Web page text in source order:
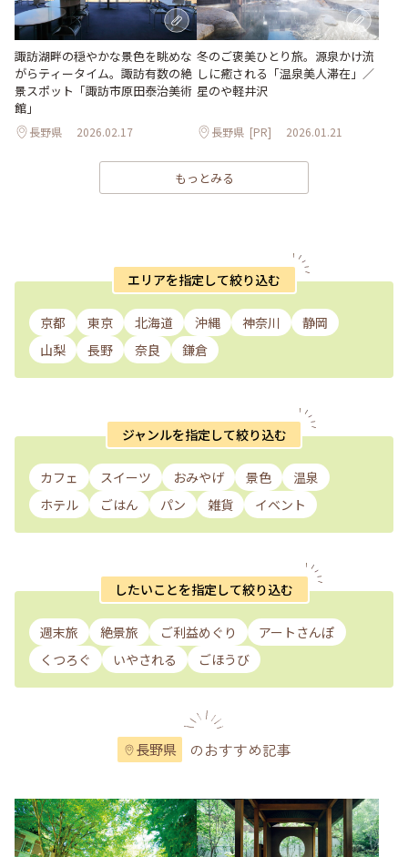
諏訪湖畔の穏やかな景色を眺めな
がらティータイム。諏訪有数の絶
景スポット「諏訪市原田泰治美術
館」
長野県 2026.02.17
冬のご褒美ひとり旅。源泉かけ流
しに癒される「温泉美人滞在」／
星のや軽井沢
長野県 [PR] 2026.01.21
もっとみる
エリアを指定して絞り込む
京都 東京 北海道 沖縄 神奈川
静岡
山梨
長野 奈良 鎌倉
ジャンルを指定して絞り込む
カフェ スイーツ おみやげ 景色
温泉
ホテル
ごはん パン 雑貨 イベント
したいことを指定して絞り込む
週末旅 絶景旅 ご利益めぐり
アートさんぽ
くつろぐ
いやされる ごほうび
長野県 のおすすめ記事